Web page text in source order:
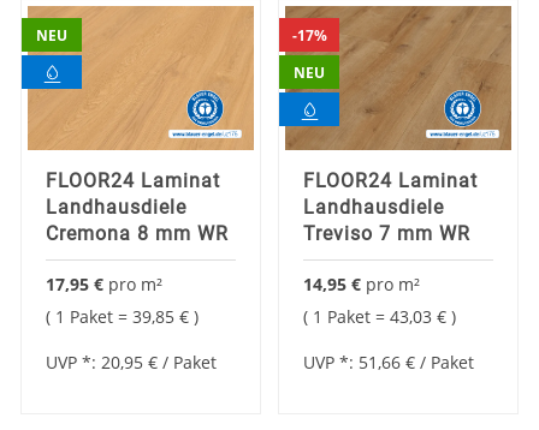
NEU
FLOOR24 Laminat
Landhausdiele
Cremona 8 mm WR
17,95 € pro m²
1 Paket = 39,85 €
UVP *: 20,95 € / Paket
17%
NEU
FLOOR24 Laminat
Landhausdiele
Treviso 7 mm WR
14,95 € pro m²
1 Paket = 43,03 €
UVP *: 51,66 € / Paket